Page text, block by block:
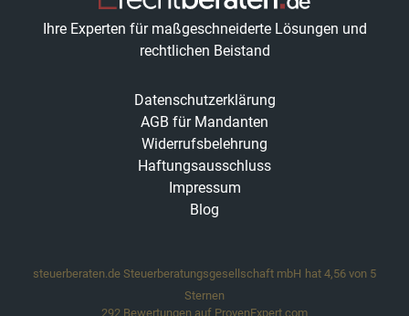
Ihre Experten für maßgeschneiderte Lösungen und
rechtlichen Beistand
Datenschutzerklärung
AGB für Mandanten
Widerrufsbelehrung
Haftungsausschluss
Impressum
Blog
steuerberaten.de Steuerberatungsgesellschaft mbH hat 4,56 von 5
Sternen
292 Bewertungen auf ProvenExpert.com